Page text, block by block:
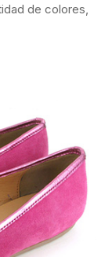
de colores,